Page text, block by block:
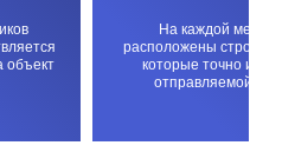
объект
На каждой
расположены
которые точно
отправляемой